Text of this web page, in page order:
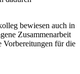
bewiesen auch in
Zusammenarbeit
Vorbereitungen für die